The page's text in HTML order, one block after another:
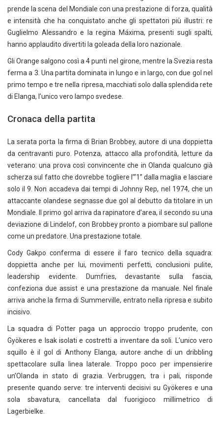
prende la scena del Mondiale con una prestazione di forza, qualità
e intensità che ha conquistato anche gli spettatori più illustri: re
Guglielmo Alessandro e la regina Máxima, presenti sugli spalti,
hanno applaudito divertiti la goleada della loro nazionale.
Gli Orange salgono così a 4 punti nel girone, mentre la Svezia resta
ferma a 3. Una partita dominata in lungo e in largo, con due gol nel
primo tempo e tre nella ripresa, macchiati solo dalla splendida rete
di Elanga, l’unico vero lampo svedese.
Cronaca della partita
La serata porta la firma di Brian Brobbey, autore di una doppietta
da centravanti puro. Potenza, attacco alla profondità, letture da
veterano: una prova così convincente che in Olanda qualcuno già
scherza sul fatto che dovrebbe togliere l’“1” dalla maglia e lasciare
solo il 9. Non accadeva dai tempi di Johnny Rep, nel 1974, che un
attaccante olandese segnasse due gol al debutto da titolare in un
Mondiale. Il primo gol arriva da rapinatore d’area, il secondo su una
deviazione di Lindelof, con Brobbey pronto a piombare sul pallone
come un predatore. Una prestazione totale.
Cody Gakpo conferma di essere il faro tecnico della squadra:
doppietta anche per lui, movimenti perfetti, conclusioni pulite,
leadership evidente. Dumfries, devastante sulla fascia,
confeziona due assist e una prestazione da manuale. Nel finale
arriva anche la firma di Summerville, entrato nella ripresa e subito
incisivo.
La squadra di Potter paga un approccio troppo prudente, con
Gyökeres e Isak isolati e costretti a inventare da soli. L’unico vero
squillo è il gol di Anthony Elanga, autore anche di un dribbling
spettacolare sulla linea laterale. Troppo poco per impensierire
un’Olanda in stato di grazia. Verbruggen, tra i pali, risponde
presente quando serve: tre interventi decisivi su Gyökeres e una
sola sbavatura, cancellata dal fuorigioco millimetrico di
Lagerbielke.